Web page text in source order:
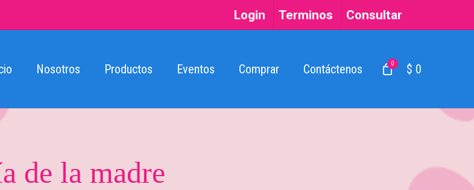
Login Terminos Consultar
Nosotros Productos Eventos Comprar Contáctenos 0 $ 0
de la madre